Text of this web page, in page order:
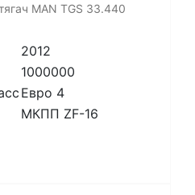
MAN TGS 33.440
2012
1000000
Евро 4
МКПП ZF-16